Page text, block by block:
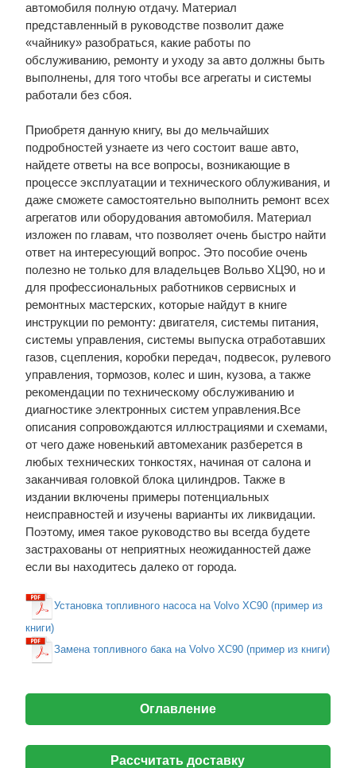
автомобиля полную отдачу. Материал
представленный в руководстве позволит даже
«чайнику» разобраться, какие работы по
обслуживанию, ремонту и уходу за авто должны быть
выполнены, для того чтобы все агрегаты и системы
работали без сбоя.
Приобретя данную книгу, вы до мельчайших
подробностей узнаете из чего состоит ваше авто,
найдете ответы на все вопросы, возникающие в
процессе эксплуатации и технического облуживания, и
даже сможете самостоятельно выполнить ремонт всех
агрегатов или оборудования автомобиля. Материал
изложен по главам, что позволяет очень быстро найти
ответ на интересующий вопрос. Это пособие очень
полезно не только для владельцев Вольво ХЦ90, но и
для профессиональных работников сервисных и
ремонтных мастерских, которые найдут в книге
инструкции по ремонту: двигателя, системы питания,
системы управления, системы выпуска отработавших
газов, сцепления, коробки передач, подвесок, рулевого
управления, тормозов, колес и шин, кузова, а также
рекомендации по техническому обслуживанию и
диагностике электронных систем управления.Все
описания сопровождаются иллюстрациями и схемами,
от чего даже новенький автомеханик разберется в
любых технических тонкостях, начиная от салона и
заканчивая головкой блока цилиндров. Также в
издании включены примеры потенциальных
неисправностей и изучены варианты их ликвидации.
Поэтому, имея такое руководство вы всегда будете
застрахованы от неприятных неожиданностей даже
если вы находитесь далеко от города.
Установка топливного насоса на Volvo XC90 (пример из
книги)
Замена топливного бака на Volvo XC90 (пример из книги)
Оглавление
Рассчитать доставку